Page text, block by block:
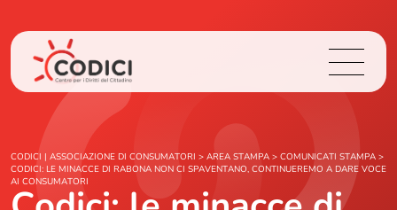
Chi Siamo
Cosa Facciamo
CODICI | ASSOCIAZIONE DI CONSUMATORI > AREA STAMPA > COMUNICATI STAMPA >
CODICI: LE MINACCE DI RABONA NON CI SPAVENTANO, CONTINUEREMO A DARE VOCE
AI CONSUMATORI